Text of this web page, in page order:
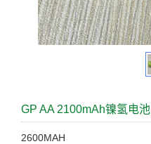
GP AA 2100mAh镍氢电池
2600MAH